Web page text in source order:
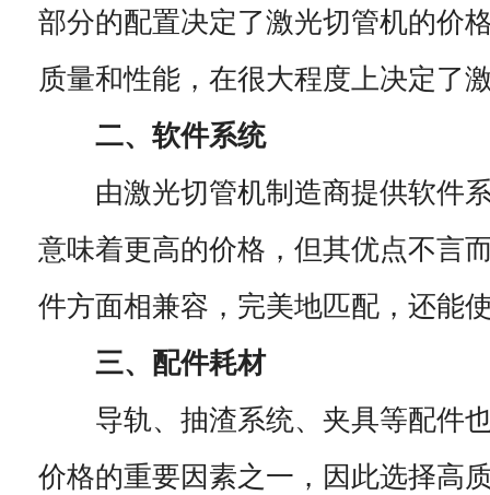
部分的配置决定了激光切管机的价
质量和性能，在很大程度上决定了
二、软件系统
由激光切管机制造商提供软件系
意味着更高的价格，但其优点不言
件方面相兼容，完美地匹配，还能
三、配件耗材
导轨、抽渣系统、夹具等配件也
价格的重要因素之一，因此选择高